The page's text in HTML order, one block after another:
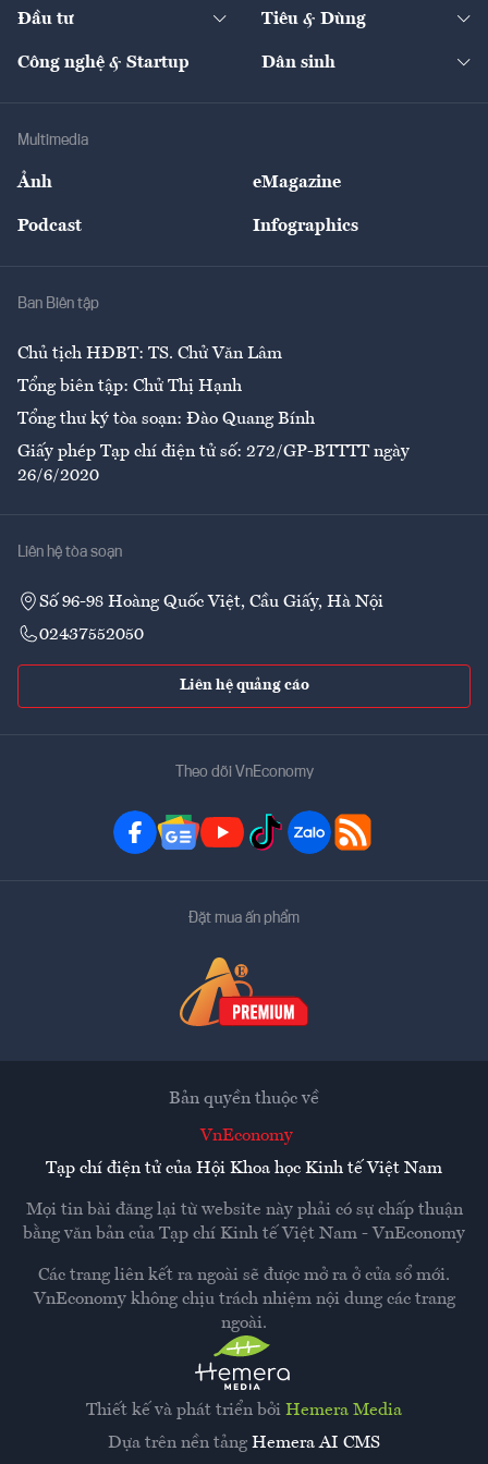
Quản trị số
Tư vấn
Thị trường
Nông sản
The Guide
Đầu tư Tiêu & Dùng
Giải trí
Công nghệ & Startup Dân sinh
Multimedia
Ảnh eMagazine
Podcast Infographics
Ban Biên tập
Chủ tịch HĐBT: TS. Chử Văn Lâm
Tổng biên tập: Chử Thị Hạnh
Tổng thư ký tòa soạn: Đào Quang Bính
Giấy phép Tạp chí điện tử số: 272/GP-BTTTT ngày
26/6/2020
Liên hệ tòa soạn
Số 96-98 Hoàng Quốc Việt, Cầu Giấy, Hà Nội
02437552050
Liên hệ quảng cáo
Theo dõi VnEconomy
Đặt mua ấn phẩm
Thiết kế và phát triển bởi Hemera Media
Dựa trên nền tảng Hemera AI CMS
Bản quyền thuộc về
VnEconomy
Tạp chí điện tử của Hội Khoa học Kinh tế Việt Nam
Mọi tin bài đăng lại từ website này phải có sự chấp thuận
bằng văn bản của Tạp chí Kinh tế Việt Nam - VnEconomy
Các trang liên kết ra ngoài sẽ được mở ra ở cửa sổ mới.
VnEconomy không chịu trách nhiệm nội dung các trang
ngoài.